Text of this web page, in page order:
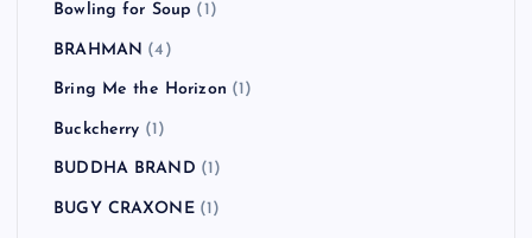
Bowling for Soup (1)
BRAHMAN (4)
Bring Me the Horizon (1)
Buckcherry (1)
BUDDHA BRAND (1)
BUGY CRAXONE(1)